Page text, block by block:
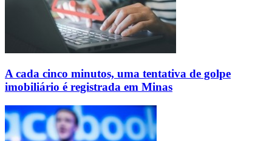
A cada cinco minutos, uma tentativa de golpe
imobiliário é registrada em Minas